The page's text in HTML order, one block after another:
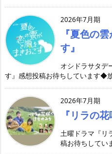
2026年7月期
『夏色の
す』
オシドラサタデ
す』感想投稿お待ちしています◆
2026年7月期
『リラの
土曜ドラマ『リ
稿お待ちして